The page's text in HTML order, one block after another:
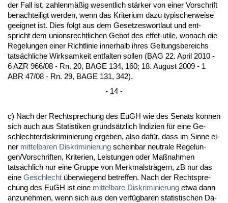
der Fall ist, zah­lenmäßig we­sent­lich stärker von ei­ner Vor­schrift
be­nach­tei­ligt wer­den, wenn das Kri­te­ri­um da­zu ty­pi­scher­wei­se
ge­eig­net ist. Dies folgt aus dem Ge­set­zes­wort­laut und ent­
spricht dem uni­ons­recht­li­chen Ge­bot des ef­fet-uti­le, wo­nach die
Re­ge­lun­gen ei­ner Richt­li­nie in­ner­halb ih­res Gel­tungs­be­reichs
tatsächli­che Wirk­sam­keit ent­fal­ten sol­len (BAG 22. April 2010 -
6 AZR 966/08 - Rn. 20, BA­GE 134, 160; 18. Au­gust 2009 - 1
ABR 47/08 - Rn. 29, BA­GE 131, 342).
- 14 -
c) Nach der Recht­spre­chung des EuGH wie des Se­nats können
sich auch aus Sta­tis­ti­ken grundsätz­lich In­di­zi­en für ei­ne Ge­
schlech­ter­dis­kri­mi­nie­rung er­ge­ben, al­so dafür, dass im Sin­ne ei­
ner mit­tel­ba­ren Dis­kri­mi­nie­rung schein­bar neu­tra­le Re­ge­lun­
gen/Vor­schrif­ten, Kri­te­ri­en, Leis­tun­gen oder Maßnah­men
tatsächlich nur ei­ne Grup­pe von Merk­mal­strägern, zB nur das
ei­ne Ge­schlecht über­wie­gend be­tref­fen. Nach der Recht­spre­
chung des EuGH ist ei­ne mit­tel­ba­re Dis­kri­mi­nie­rung et­wa dann
an­zu­neh­men, wenn sich aus den verfügba­ren sta­tis­ti­schen Da­